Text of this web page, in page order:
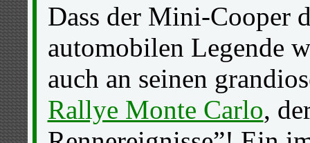
Dass der Mini-Cooper
automobilen Legende
auch an seinen
Rallye Monte Carlo,